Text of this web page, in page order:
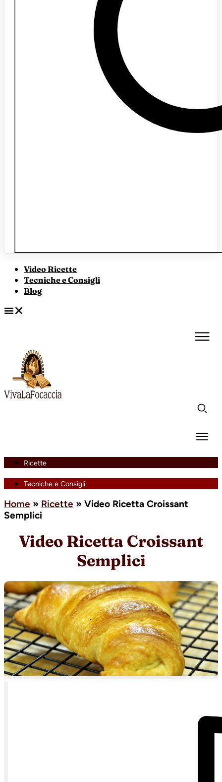
Video Ricette
Tecniche e Consigli
Blog
Ricette
Tecniche e Consigli
Home » Ricette » Video Ricetta Croissant
Semplici
Video Ricetta Croissant
Semplici